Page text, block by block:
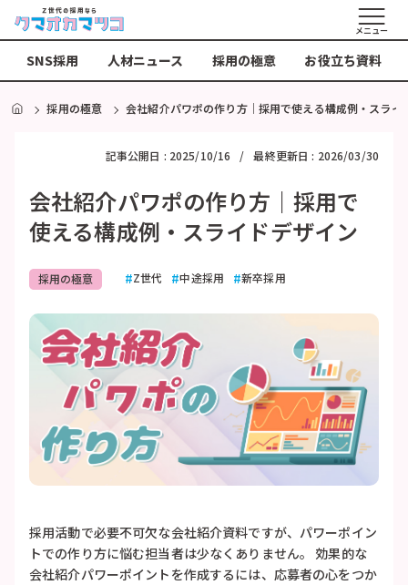
SNS採用 人材ニュース 採用の極意 お役立ち資料
メニュー
HOME採用の極意 会社紹介パワポの作り方｜採用で使える構成例・スライ
記事公開日 : 2025/10/16 最終更新日 : 2026/03/30
会社紹介パワポの作り方｜採用で
使える構成例・スライドデザイン
採用の極意 Z世代 中途採用 新卒採用
採用活動で必要不可欠な会社紹介資料ですが、パワーポイン
トでの作り方に悩む担当者は少なくありません。 効果的な
会社紹介パワーポイントを作成するには、応募者の心をつか